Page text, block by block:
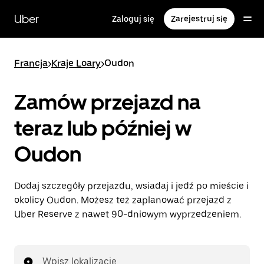
głównej
zawartości
Uber Zaloguj się Zarejestruj się
Francja>Kraje Loary>Oudon
Zamów przejazd na
teraz lub później w
Oudon
Dodaj szczegóły przejazdu, wsiadaj i jedź po mieście i
okolicy Oudon. Możesz też zaplanować przejazd z
Uber Reserve z nawet 90-dniowym wyprzedzeniem.
Wpisz lokalizację